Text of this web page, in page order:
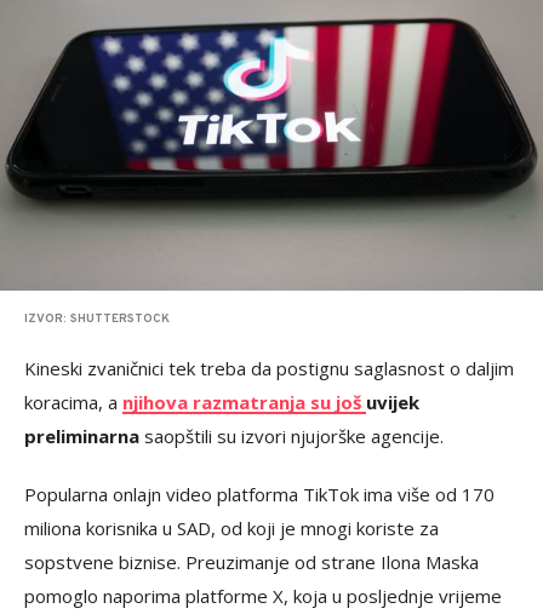
IZVOR: SHUTTERSTOCK
Kineski zvaničnici tek treba da postignu saglasnost o daljim
koracima, a njihova razmatranja su još uvijek
preliminarna saopštili su izvori njujorške agencije.
Popularna onlajn video platforma TikTok ima više od 170
miliona korisnika u SAD, od koji je mnogi koriste za
sopstvene biznise. Preuzimanje od strane Ilona Maska
pomoglo naporima platforme X, koja u posljednje vrijeme